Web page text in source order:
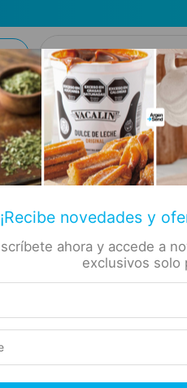
¡Recibe novedades y
ahora y accede a
exclusivos solo
🔥 Alfajores y
📚 Libros 🏷️
Inicio Alimentos Sal y Especias
Chimichurri
–
Compra
SOLO ACÁ